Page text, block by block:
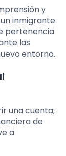
y
inmigrante
pertenencia
las
entorno.
una cuenta;
de
a